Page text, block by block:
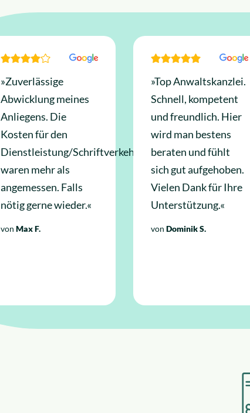
Insolvenzrecht
Alle Rechtsgebiete
»Zuverlässige
Abwicklung meines
Anliegens. Die
Kosten für den
Dienstleistung/Schriftverkehr
waren mehr als
angemessen. Falls
nötig gerne wieder.«
von Max F.
»Top Anwaltskanzlei.
Schnell, kompetent
und freundlich. Hier
wird man bestens
beraten und fühlt
sich gut aufgehoben.
Vielen Dank für Ihre
Unterstützung.«
von Dominik S.